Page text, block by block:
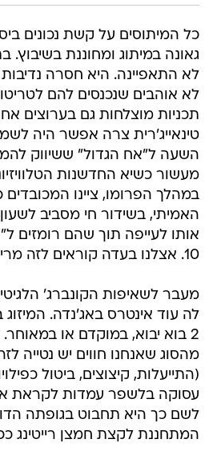
כל המיתוסים על קשת נכונים
גאונה במיתוג ומחוננת
לא התאפיינה. היא חסרה
לא אוהבים שנכנסים להם
תכניות מוצלחות גם בערוצים
טינאייג'רית צרה אפשר היה
השעה ל"אח הגדול" ששיווק
מעשור כשיא החדשנות
במהלך הפרומו, ציינו
האמיתי, בשידור חי מסביב
אותו לעייפה תוך שהם רומזים
10. אצלנו בעדה קוראים לזה מרירה.
מעבר לשאיפות הקונברג'
לה עוד אינטרס באג'נדה. המיזוג
2 בוא יבוא, במוקדם או
מהסוג שאנחנו חווים יש נטייה
(התייעלות, קיצוצים, ביטול
עסוקה בלשפר עמדות לקראת
לשם כך היא תחבוט בגופתה
המתחננת לקצת חמצן רייטינג